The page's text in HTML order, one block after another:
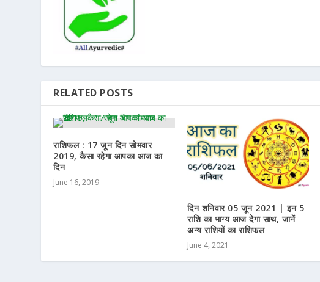
RELATED POSTS
राशिफल : 17 जून दिन सोमवार
2019, कैसा रहेगा आपका आज का
दिन
June 16, 2019
दिन शनिवार 05 जून 2021 | इन 5
राशि का भाग्य आज देगा साथ, जानें
अन्य राशियों का राशिफल
June 4, 2021